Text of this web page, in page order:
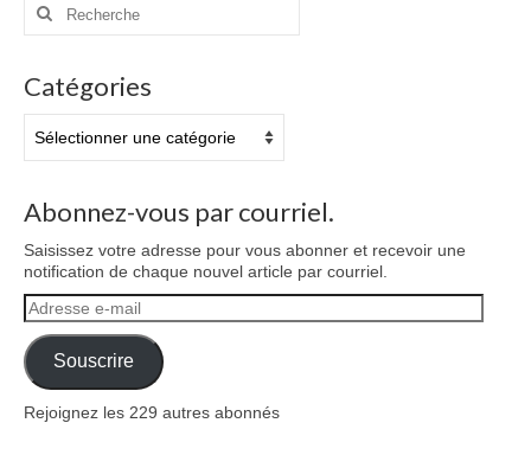
Catégories
Abonnez-vous par courriel.
Saisissez votre adresse pour vous abonner et recevoir une
notification de chaque nouvel article par courriel.
Adresse
e-
mail
Souscrire
Rejoignez les 229 autres abonnés